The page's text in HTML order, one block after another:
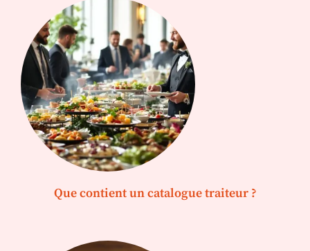
Que contient un catalogue traiteur ?